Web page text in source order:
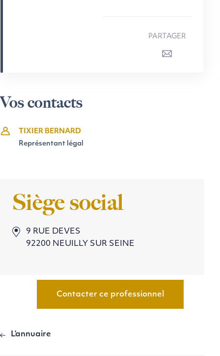
PARTAGER
Vos contacts
TIXIER BERNARD
Représentant légal
Siège social
9 RUE DEVES
92200 NEUILLY SUR SEINE
Contacter ce professionnel
L’annuaire